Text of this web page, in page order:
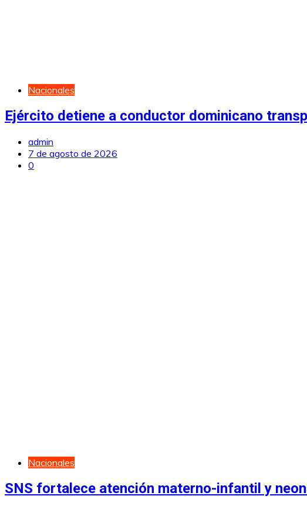
Nacionales
Ejército detiene a conductor dominicano
admin
7 de agosto de 2026
0
Nacionales
SNS fortalece atención materno-infantil y